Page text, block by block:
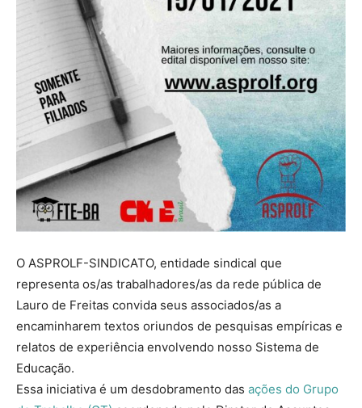
O ASPROLF-SINDICATO, entidade sindical que
representa os/as trabalhadores/as da rede pública de
Lauro de Freitas convida seus associados/as a
encaminharem textos oriundos de pesquisas empíricas e
relatos de experiência envolvendo nosso Sistema de
Educação.
Essa iniciativa é um desdobramento das ações do Grupo